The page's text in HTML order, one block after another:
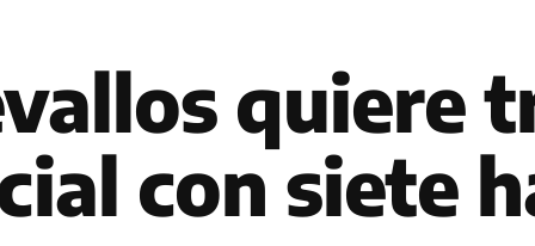
quiere
con siete